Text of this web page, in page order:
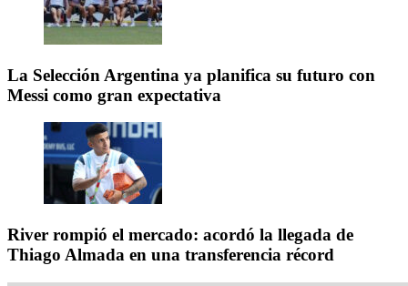
La Selección Argentina ya planifica su futuro con
Messi como gran expectativa
River rompió el mercado: acordó la llegada de
Thiago Almada en una transferencia récord